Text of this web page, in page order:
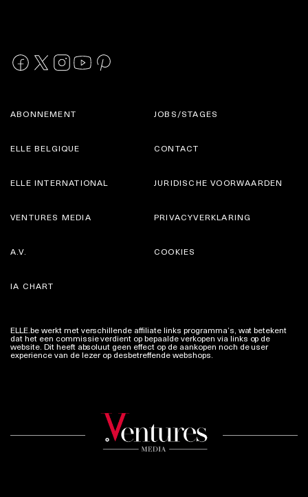
ABONNEMENT
ELLE BELGIQUE
JOBS/STAGES
CONTACT
ELLE INTERNATIONAL
VENTURES MEDIA
JURIDISCHE VOORWAARDEN
PRIVACYVERKLARING
A.V.
IA CHART
COOKIES
ELLE.be werkt met verschillende affiliate links programma’s, wat betekent
dat het een commissie verdient op bepaalde verkopen via links op de
website. Dit heeft absoluut geen effect op de aankopen noch de user
experience van de lezer op desbetreffende webshops.